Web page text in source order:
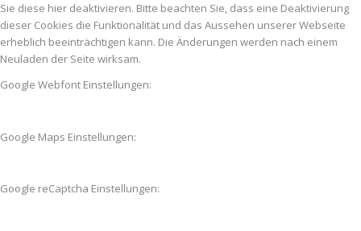
Sie diese hier deaktivieren. Bitte beachten Sie, dass eine Deaktivierung
dieser Cookies die Funktionalität und das Aussehen unserer Webseite
erheblich beeinträchtigen kann. Die Änderungen werden nach einem
Neuladen der Seite wirksam.
Google Webfont Einstellungen:
Google Maps Einstellungen:
Google reCaptcha Einstellungen: